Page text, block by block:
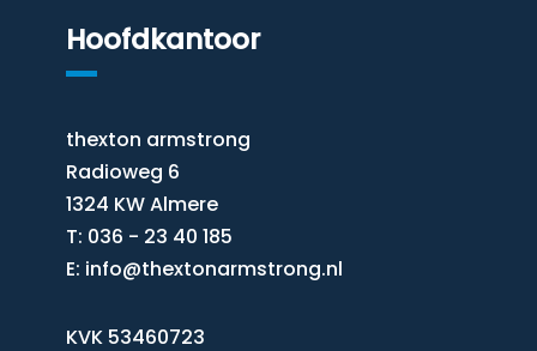
Hoofdkantoor
thexton armstrong
Radioweg 6
1324 KW Almere
T: 036 - 23 40 185
E: info@thextonarmstrong.nl
KVK 53460723